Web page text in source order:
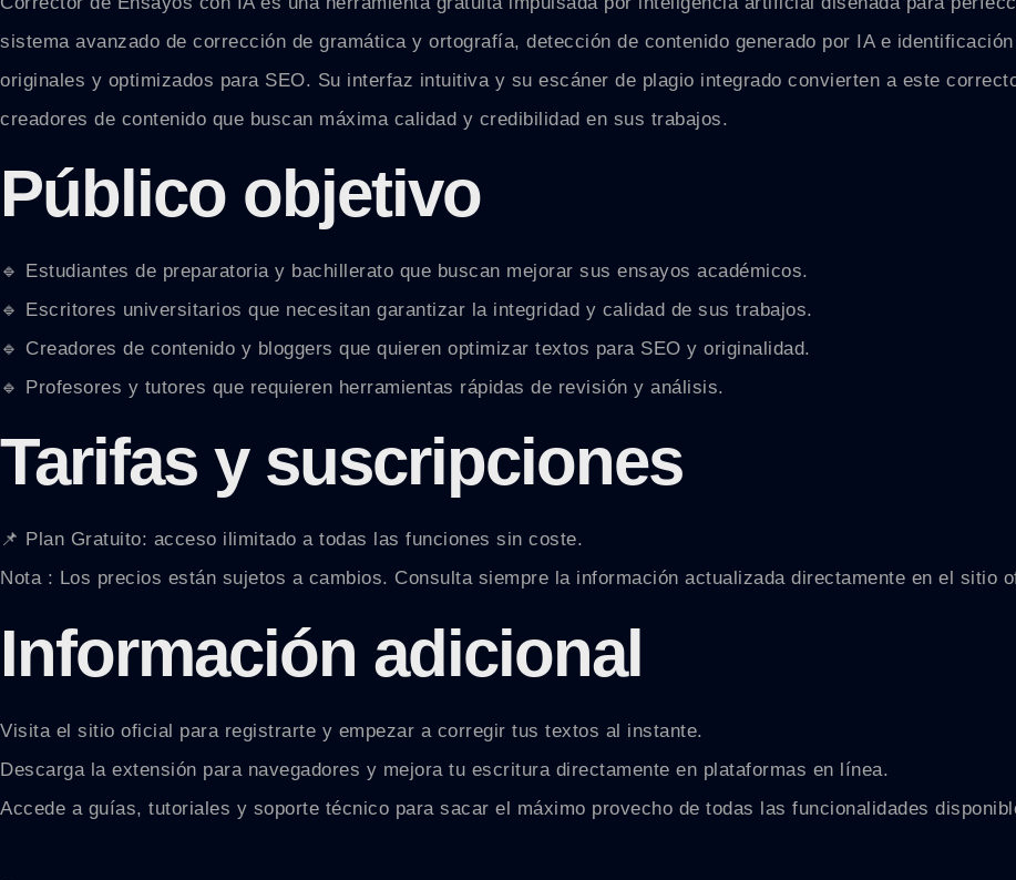
sistema avanzado de corrección de gramática y ortografía, detección de contenido generado por IA e
originales y optimizados para SEO. Su interfaz intuitiva y su escáner de plagio integrado convierten a este
creadores de contenido que buscan máxima calidad y credibilidad en sus trabajos.
Público objetivo
🔹 Estudiantes de preparatoria y bachillerato que buscan mejorar sus ensayos académicos.
🔹 Escritores universitarios que necesitan garantizar la integridad y calidad de sus trabajos.
🔹 Creadores de contenido y bloggers que quieren optimizar textos para SEO y originalidad.
🔹 Profesores y tutores que requieren herramientas rápidas de revisión y análisis.
Tarifas y suscripciones
📌 Plan Gratuito: acceso ilimitado a todas las funciones sin coste.
Nota : Los precios están sujetos a cambios. Consulta siempre la información actualizada directamente en el sitio
Información adicional
Visita el sitio oficial para registrarte y empezar a corregir tus textos al instante.
Descarga la extensión para navegadores y mejora tu escritura directamente en plataformas en línea.
Accede a guías, tutoriales y soporte técnico para sacar el máximo provecho de todas las funcionalidades